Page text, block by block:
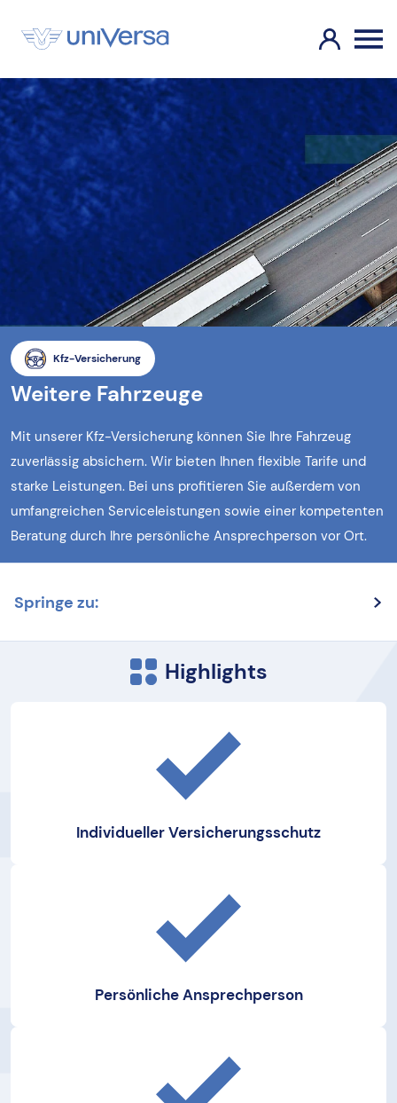
Kfz-Versicherung
Weitere Fahrzeuge
Mit unserer Kfz-Versicherung können Sie Ihre Fahrzeug
zuverlässig absichern. Wir bieten Ihnen flexible Tarife und
starke Leistungen. Bei uns profitieren Sie außerdem von
umfangreichen Serviceleistungen sowie einer kompetenten
Beratung durch Ihre persönliche Ansprechperson vor Ort.
Springe zu:
Highlights
Individueller Versicherungsschutz
Persönliche Ansprechperson